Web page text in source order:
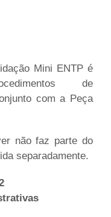
Mini ENTP é
de
com a Peça
não faz parte do
separadamente.